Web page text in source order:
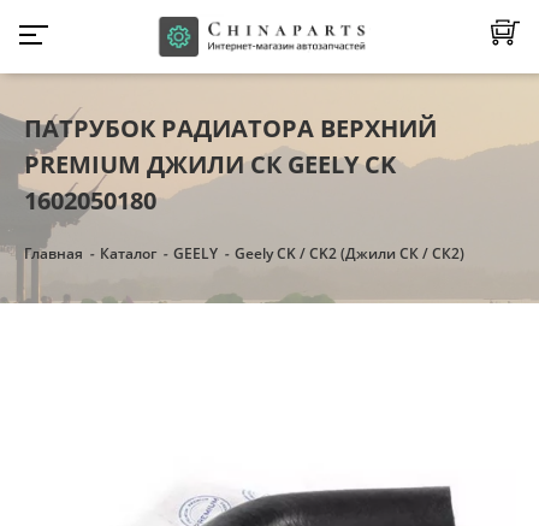
ПАТРУБОК РАДИАТОРА ВЕРХНИЙ
PREMIUM ДЖИЛИ СК GEELY CK
1602050180
Главная Каталог GEELY Geely CK / CK2 (Джили СК / СК2)